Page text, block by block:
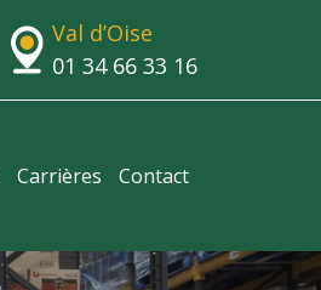
Val d’Oise
01 34 66 33 16
Carrières Contact